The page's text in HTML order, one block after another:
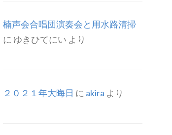
楠声会合唱団演奏会と用水路清掃
に ゆきひてにい より
２０２１年大晦日 に akira より